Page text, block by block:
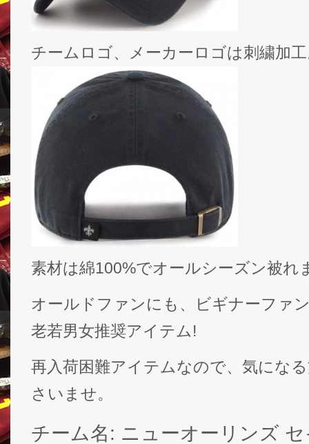
チームロゴ、メーカーロゴは刺繍加
素材は綿100%でオールシーズン被れ
オールドファンにも、ビギナーファ
老若男女推奨アイテム!
再入荷困難アイテムなので、気にな
さいませ。
チーム名: ニューオーリンズ